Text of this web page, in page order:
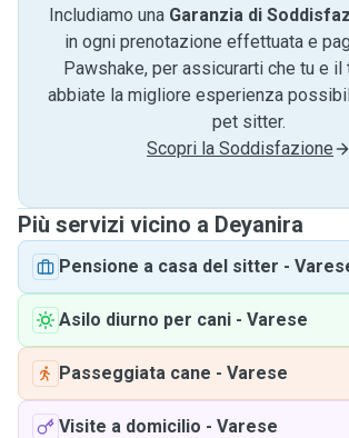
Includiamo una Garanzia di
in ogni prenotazione effettuata e
Pawshake, per assicurarti che tu e il
abbiate la migliore esperienza
pet sitter.
Scopri la Soddisfazione
Più servizi vicino a Deyanira
Pensione a casa del sitter -
Asilo diurno per cani - Varese
Passeggiata cane - Varese
Visite a domicilio - Varese